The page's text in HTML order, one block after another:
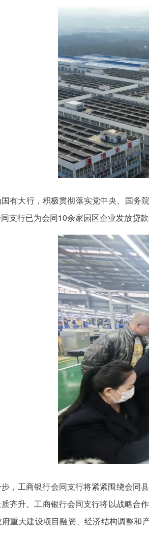
有大行，积极贯彻落实党中央、国务
支行已为会同10余家园区企业发放贷
，工商银行会同支行将紧紧围绕会同
齐升。工商银行会同支行将以战略合
重大建设项目融资、经济结构调整